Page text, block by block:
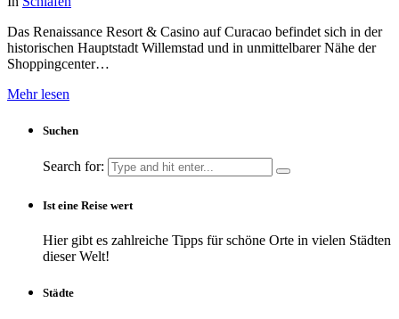
Das Renaissance Resort & Casino auf Curacao befindet sich in der
historischen Hauptstadt Willemstad und in unmittelbarer Nähe der
Shoppingcenter…
Mehr lesen
Suchen
Search for:
Ist eine Reise wert
Hier gibt es zahlreiche Tipps für schöne Orte in vielen Städten
dieser Welt!
Städte